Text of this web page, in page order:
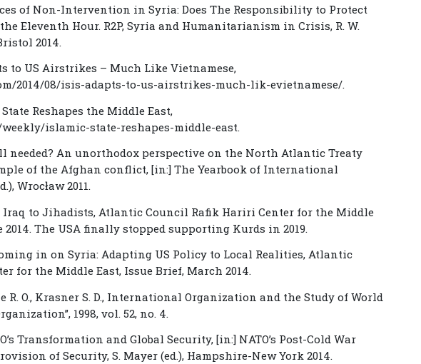
of Non-Intervention in Syria: Does The Responsibility to Protect
Eleventh Hour. R2P, Syria and Humanitarianism in Crisis, R. W.
2014.
to US Airstrikes – Much Like Vietnamese,
2014/08/isis-adapts-to-us-airstrikes-much-lik-evietnamese/.
Reshapes the Middle East,
islamic-state-reshapes-middle-east.
needed? An unorthodox perspective on the North Atlantic Treaty
of the Afghan conflict, [in:] The Yearbook of International
Wrocław 2011.
Iraq to Jihadists, Atlantic Council Rafik Hariri Center for the Middle
2014. The USA finally stopped supporting Kurds in 2019.
in on Syria: Adapting US Policy to Local Realities, Atlantic
for the Middle East, Issue Brief, March 2014.
R. O., Krasner S. D., International Organization and the Study of World
1998, vol. 52, no. 4.
Transformation and Global Security, [in:] NATO’s Post-Cold War
of Security, S. Mayer (ed.), Hampshire-New York 2014.